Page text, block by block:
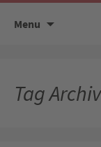
Menu
Tag